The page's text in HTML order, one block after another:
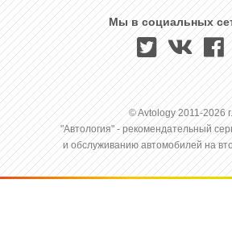
Мы в социальных
© Avtology 2011-2026 г.
"Автология" - рекомендательный
и обслуживанию автомобилей на